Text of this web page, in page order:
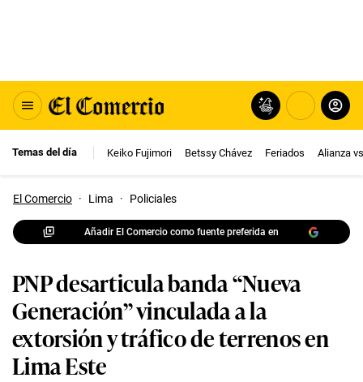
Temas del día Keiko Fujimori Betssy Chávez Feriados Alianza
El Comercio · Lima · Policiales
Añadir El Comercio como fuente preferida en
PNP desarticula banda “Nueva
Generación” vinculada a la
extorsión y tráfico de terrenos en
Lima Este